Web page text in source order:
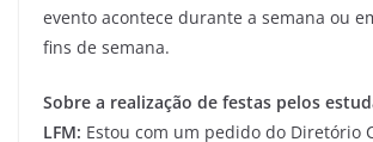
evento acontece durante a semana ou
fins de semana.
Sobre a realização de festas pelos
LFM: Estou com um pedido do Diretório